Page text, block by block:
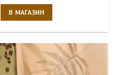
В МАГАЗИН